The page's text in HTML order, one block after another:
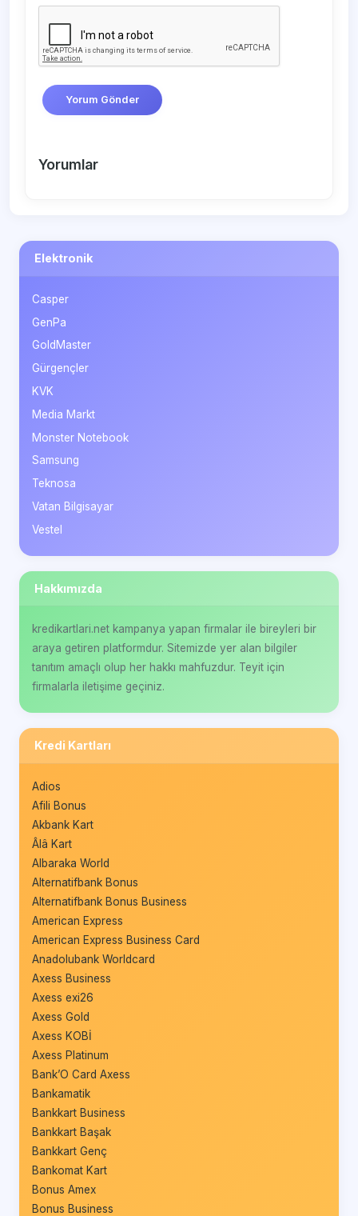
Yorum Gönder
Yorumlar
Elektronik
Casper
GenPa
GoldMaster
Gürgençler
KVK
Media Markt
Monster Notebook
Samsung
Teknosa
Vatan Bilgisayar
Vestel
Hakkımızda
kredikartlari.net kampanya yapan firmalar ile bireyleri bir
araya getiren platformdur. Sitemizde yer alan bilgiler
tanıtım amaçlı olup her hakkı mahfuzdur. Teyit için
firmalarla iletişime geçiniz.
Kredi Kartları
Adios
Afili Bonus
Akbank Kart
Âlâ Kart
Albaraka World
Alternatifbank Bonus
Alternatifbank Bonus Business
American Express
American Express Business Card
Anadolubank Worldcard
Axess Business
Axess exi26
Axess Gold
Axess KOBİ
Axess Platinum
Bank’O Card Axess
Bankamatik
Bankkart Business
Bankkart Başak
Bankkart Genç
Bankomat Kart
Bonus Amex
Bonus Business